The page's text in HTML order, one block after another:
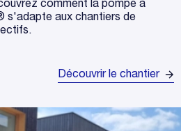
comment la pompe à
s'adapte aux chantiers de
Découvrir le chantier